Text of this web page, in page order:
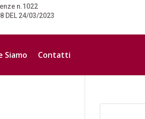
n.1022
DEL 24/03/2023
Siamo Contatti